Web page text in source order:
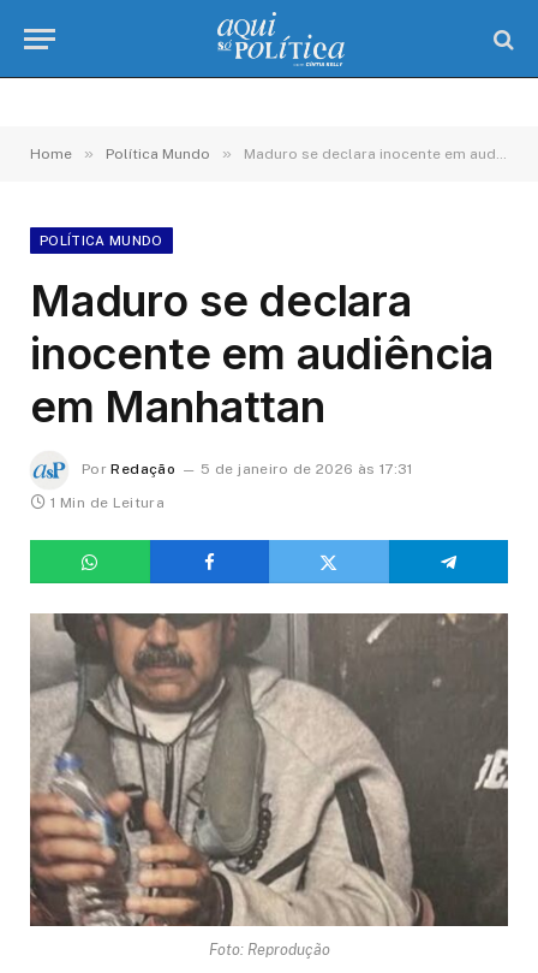
Home » Política Mundo » Maduro se declara inocente em audiência em Manhattan
POLÍTICA MUNDO
Maduro se declara
inocente em audiência
em Manhattan
Por Redação
5 de janeiro de 2026 às 17:31
1 Min de Leitura
Foto: Reprodução